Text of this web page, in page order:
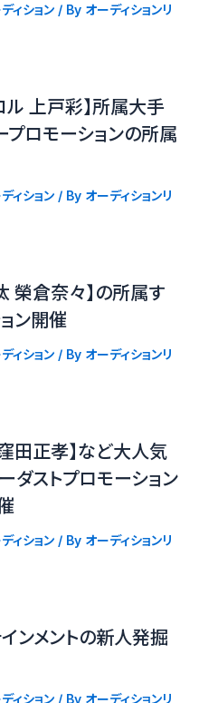
ィション/ By オーディションリ
ル 上戸彩】所属大手
ロモーションの所属
ィション/ By オーディションリ
榮倉奈々】の所属す
ン開催
ィション/ By オーディションリ
田正孝】など大人気
ダストプロモーション
ィション/ By オーディションリ
ンメントの新人発掘
ィション/ By オーディションリ